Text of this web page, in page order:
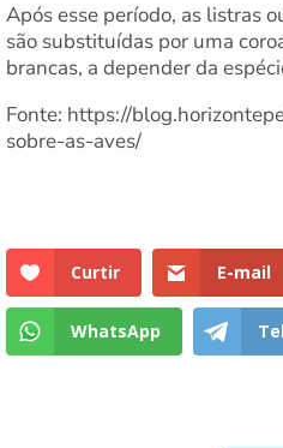
Após esse período, as listras
são substituídas por uma
brancas, a depender da
Fonte: https://
sobre-as-aves/
Curtir E-mail
WhatsApp